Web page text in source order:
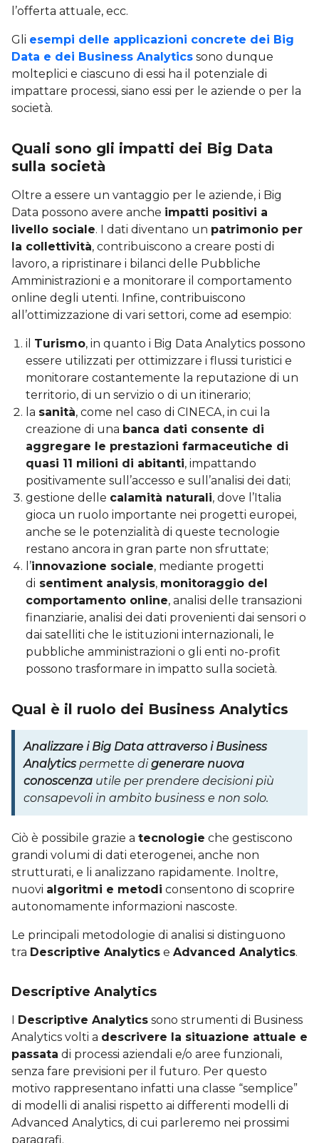
l’offerta attuale, ecc.
Gli esempi delle applicazioni concrete dei Big
Data e dei Business Analytics sono dunque
molteplici e ciascuno di essi ha il potenziale di
impattare processi, siano essi per le aziende o per la
società.
Quali sono gli impatti dei Big Data
sulla società
Oltre a essere un vantaggio per le aziende, i Big
Data possono avere anche impatti positivi a
livello sociale. I dati diventano un patrimonio per
la collettività, contribuiscono a creare posti di
lavoro, a ripristinare i bilanci delle Pubbliche
Amministrazioni e a monitorare il comportamento
online degli utenti. Infine, contribuiscono
all’ottimizzazione di vari settori, come ad esempio:
il Turismo, in quanto i Big Data Analytics possono
essere utilizzati per ottimizzare i flussi turistici e
monitorare costantemente la reputazione di un
territorio, di un servizio o di un itinerario;
la sanità, come nel caso di CINECA, in cui la
creazione di una banca dati consente di
aggregare le prestazioni farmaceutiche di
quasi 11 milioni di abitanti, impattando
positivamente sull’accesso e sull’analisi dei dati;
gestione delle calamità naturali, dove l’Italia
gioca un ruolo importante nei progetti europei,
anche se le potenzialità di queste tecnologie
restano ancora in gran parte non sfruttate;
l’innovazione sociale, mediante progetti
di sentiment analysis, monitoraggio del
comportamento online, analisi delle transazioni
finanziarie, analisi dei dati provenienti dai sensori o
dai satelliti che le istituzioni internazionali, le
pubbliche amministrazioni o gli enti no-profit
possono trasformare in impatto sulla società.
Qual è il ruolo dei Business Analytics
Analizzare i Big Data attraverso i Business
Analytics permette digenerare nuova
conoscenza utile per prendere decisioni più
consapevoli in ambito business e non solo.
Ciò è possibile grazie a tecnologie che gestiscono
grandi volumi di dati eterogenei, anche non
strutturati, e li analizzano rapidamente. Inoltre,
nuovi algoritmi e metodi consentono di scoprire
autonomamente informazioni nascoste.
Le principali metodologie di analisi si distinguono
tra Descriptive Analytics e Advanced Analytics.
Descriptive Analytics
I Descriptive Analytics sono strumenti di Business
Analytics volti a descrivere la situazione attuale e
passata di processi aziendali e/o aree funzionali,
senza fare previsioni per il futuro. Per questo
motivo rappresentano infatti una classe “semplice”
di modelli di analisi rispetto ai differenti modelli di
Advanced Analytics, di cui parleremo nei prossimi
paragrafi.